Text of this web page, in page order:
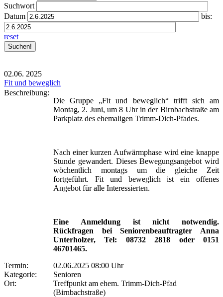
Suchwort
Datum
bis:
reset
02.06. 2025
Fit und beweglich
Beschreibung:
Die Gruppe „Fit und beweglich“ trifft sich am
Montag, 2. Juni, um 8 Uhr in der Birnbachstraße am
Parkplatz des ehemaligen Trimm-Dich-Pfades.
Nach einer kurzen Aufwärmphase wird eine knappe
Stunde gewandert. Dieses Bewegungsangebot wird
wöchentlich montags um die gleiche Zeit
fortgeführt. Fit und beweglich ist ein offenes
Angebot für alle Interessierten.
Eine Anmeldung ist nicht notwendig.
Rückfragen bei Seniorenbeauftragter Anna
Unterholzer, Tel: 08732 2818 oder 0151
46701465.
Termin:
02.06.2025 08:00 Uhr
Kategorie:
Senioren
Ort:
Treffpunkt am ehem. Trimm-Dich-Pfad
(Birnbachstraße)